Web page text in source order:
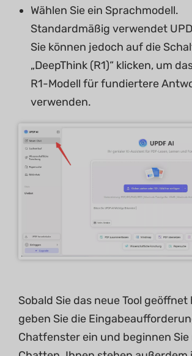
Wählen Sie ein Sprachmodell.
Standardmäßig verwendet
Sie können jedoch auf die
„DeepThink (R1)“ klicken, um
R1-Modell für fundiertere
verwenden.
Sobald Sie das neue Tool geöffnet
geben Sie die
Chatfenster ein und beginnen Sie